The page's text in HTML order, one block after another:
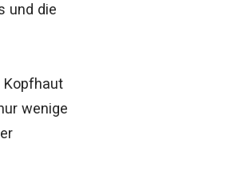
und die
Kopfhaut
wenige